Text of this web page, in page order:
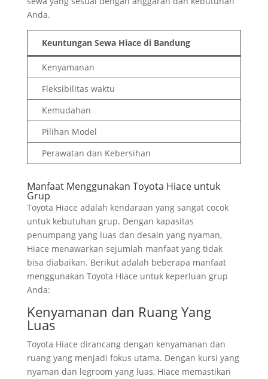
Anda.
Keuntungan Sewa Hiace di Bandung
Kenyamanan
Fleksibilitas waktu
Kemudahan
Pilihan Model
Perawatan dan Kebersihan
Manfaat Menggunakan Toyota Hiace untuk
Grup
Toyota Hiace adalah kendaraan yang sangat cocok
untuk kebutuhan grup. Dengan kapasitas
penumpang yang luas dan desain yang nyaman,
Hiace menawarkan sejumlah manfaat yang tidak
bisa diabaikan. Berikut adalah beberapa manfaat
menggunakan Toyota Hiace untuk keperluan grup
Anda:
Kenyamanan dan Ruang Yang
Luas
Toyota Hiace dirancang dengan kenyamanan dan
ruang yang menjadi fokus utama. Dengan kursi yang
nyaman dan legroom yang luas, Hiace memastikan